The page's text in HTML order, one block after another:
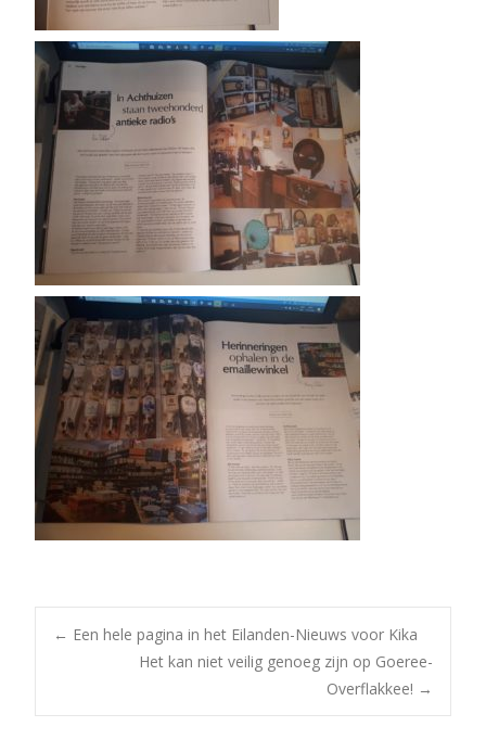
Post
navigation
← Een hele pagina in het Eilanden-Nieuws voor Kika
Het kan niet veilig genoeg zijn op Goeree-
Overflakkee! →